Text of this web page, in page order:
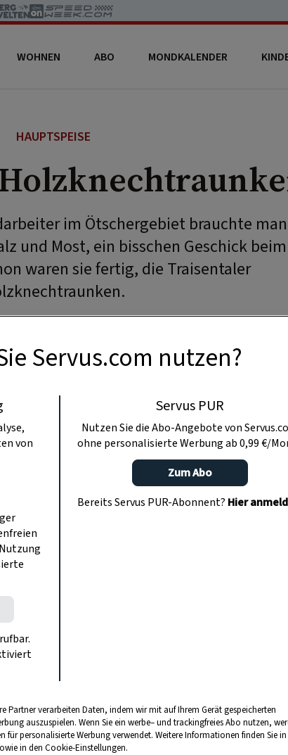
WOHNEN ABO MONDKALENDER
HAUPTSPEISE
im Ötschergebiet brauchte
und Most, ein bisschen Geschick beim
waren sie fertig, die Traisentaler
Servus.com nutzen?
von
Servus PUR
Nutzen Sie die Abo-Angebote von
ohne personalisierte Werbung ab 0,99 €/
Zum Abo
Bereits Servus PUR-Abonnent? Hier
Partner verarbeiten Daten, indem wir mit auf Ihrem Gerät gespeicherten
auszuspielen. Wenn Sie ein werbe– und trackingfreies Abo nutzen,
personalisierte Werbung verwendet. Weitere Informationen finden Sie
in den Cookie-Einstellungen.